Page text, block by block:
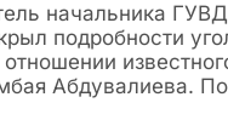
начальника
подробности
Абдувалиева.